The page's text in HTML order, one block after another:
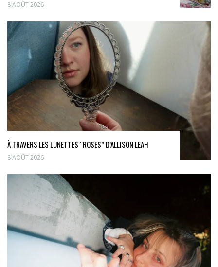
8 AOÛT 2026
À TRAVERS LES LUNETTES “ROSES” D’ALLISON LEAH
8 AOÛT 2026